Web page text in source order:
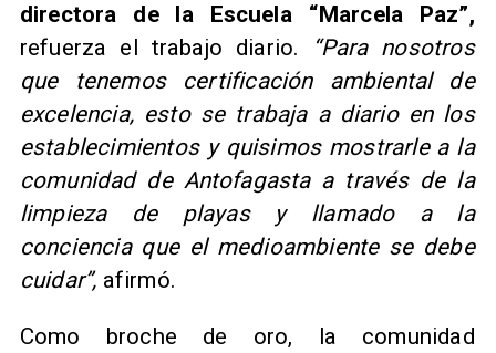
directora de la Escuela “Marcela Paz”,
refuerza el trabajo diario.
“Para nosotros
que tenemos certificación ambiental de
excelencia, esto se trabaja a diario en los
establecimientos y quisimos mostrarle a la
comunidad de Antofagasta a través de la
limpieza de playas y llamado a la
conciencia que el medioambiente se debe
cuidar”, afirmó.
Como broche de oro, la comunidad